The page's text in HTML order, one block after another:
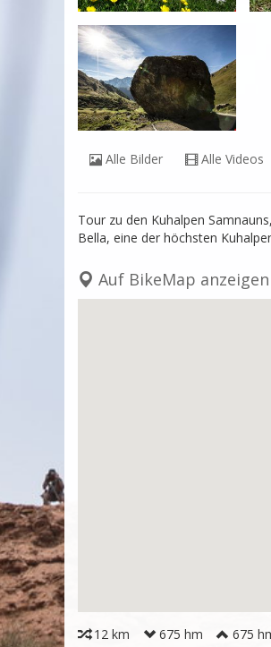
Alle Bilder Alle Videos
Tour zu den Kuhalpen
Bella, eine der höchsten
Auf BikeMap anzeigen
12 km 675 hm 675